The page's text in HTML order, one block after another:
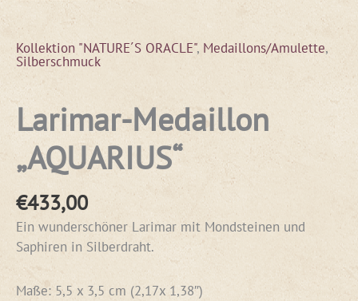
Kollektion "NATURE´S ORACLE", Medaillons/Amulette,
Silberschmuck
Larimar-Medaillon
„AQUARIUS“
€433,00
Ein wunderschöner Larimar mit Mondsteinen und
Saphiren in Silberdraht.
Maße: 5,5 x 3,5 cm (2,17x 1,38″)